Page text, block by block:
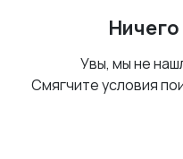
Увы, мы не
Смягчите условия